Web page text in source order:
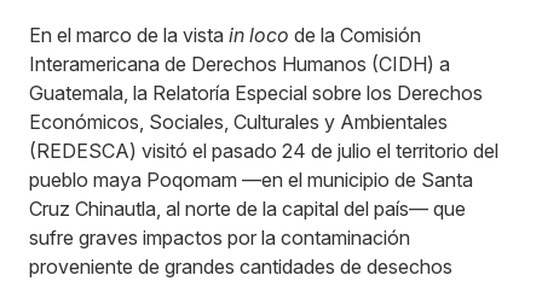
En el marco de la vista in loco de la Comisión
Interamericana de Derechos Humanos (CIDH) a
Guatemala, la Relatoría Especial sobre los Derechos
Económicos, Sociales, Culturales y Ambientales
(REDESCA) visitó el pasado 24 de julio el territorio del
pueblo maya Poqomam —en el municipio de Santa
Cruz Chinautla, al norte de la capital del país— que
sufre graves impactos por la contaminación
proveniente de grandes cantidades de desechos